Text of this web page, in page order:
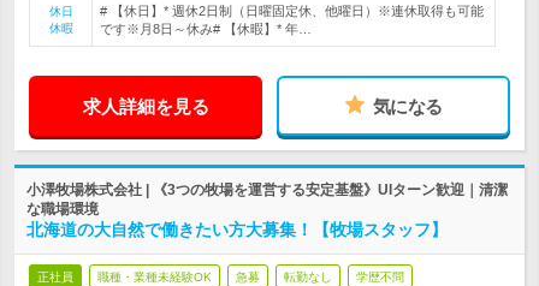
休日
休暇
# 【休日】* 週休2日制（日曜固定休、他曜日）※連休取得も可能
です※月8日～休み# 【休暇】* 年…
求人詳細を見る 気になる
小澤牧場株式会社 | 《3つの牧場を運営する安定基盤》UIターン歓迎｜清潔
な職場環境
北海道の大自然で働きたい方大募集！【牧場スタッフ】
正社員 職種・業種未経験OK 急募 転勤なし 学歴不問